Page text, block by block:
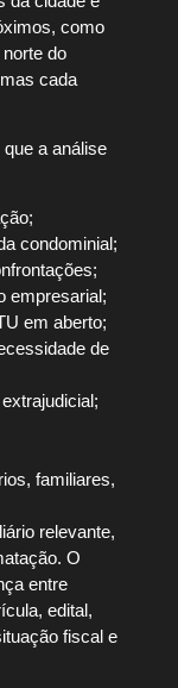
como
do
cada
a análise
condominial;
empresarial;
em aberto;
de
familiares,
relevante,
O
entre
edital,
fiscal e